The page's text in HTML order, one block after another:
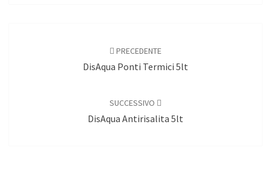
PRECEDENTE
DisAqua Ponti Termici 5lt
SUCCESSIVO
DisAqua Antirisalita 5lt